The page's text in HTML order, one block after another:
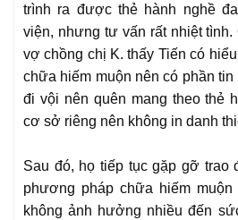
trình ra được thẻ hành nghề
viện, nhưng tư vấn rất nhiệt tình.
vợ chồng chị K. thấy Tiến có
chữa hiếm muộn nên có phần
đi vội nên quên mang theo thẻ
cơ sở riêng nên không in danh
Sau đó, họ tiếp tục gặp gỡ trao
phương pháp chữa hiếm
không ảnh hưởng nhiều đến